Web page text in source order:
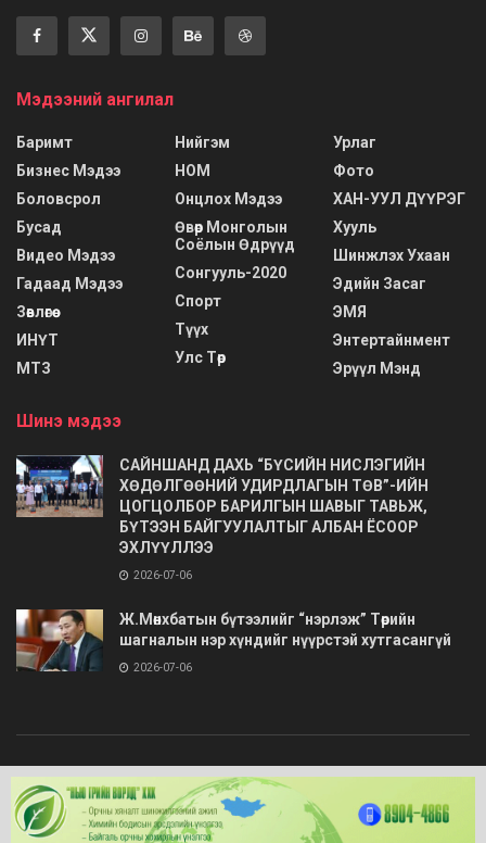
Мэдээний ангилал
Баримт
Бизнес Мэдээ
Боловсрол
Бусад
Видео Мэдээ
Гадаад Мэдээ
Зөвлөгөө
ИНҮТ
МТЗ
Нийгэм
НОМ
Онцлох Мэдээ
Өвөр Монголын
Соёлын Өдрүүд
Сонгууль-2020
Спорт
Түүх
Улс Төр
Урлаг
Фото
ХАН-УУЛ ДҮҮРЭГ
Хууль
Шинжлэх Ухаан
Эдийн Засаг
ЭМЯ
Энтертайнмент
Эрүүл Мэнд
Шинэ мэдээ
САЙНШАНД ДАХЬ “БҮСИЙН НИСЛЭГИЙН
ХӨДӨЛГӨӨНИЙ УДИРДЛАГЫН ТӨВ”-ИЙН
ЦОГЦОЛБОР БАРИЛГЫН ШАВЫГ ТАВЬЖ,
БҮТЭЭН БАЙГУУЛАЛТЫГ АЛБАН ЁСООР
ЭХЛҮҮЛЛЭЭ
2026-07-06
Ж.Мөнхбатын бүтээлийг “нэрлэж” Төрийн
шагналын нэр хүндийг нүүрстэй хутгасангүй
2026-07-06
© 2020 Barimt.com- Зохиогчийн эрх хуулиар хамгаалагдсан. Загварыг
ONLINE MEDIA LLC.